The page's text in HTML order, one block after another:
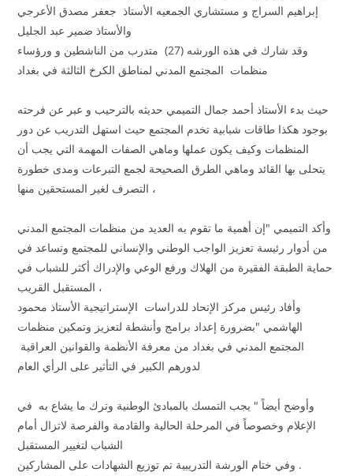
إبراهيم السراج و مستشاري الجمعيه الأستاذ جعفر مصدق الأعرجي
والأستاذ ضمير عبد الجليل
وقد شارك في هذه الورشه (27) متدرب من الناشطين و ورؤساء
حيث بدء الأستاذ أحمد جمال التميمي حديثه بالترحيب و عبر عن فرحته
بوجود هكذا طاقات شبابية تخدم المجتمع حيث استهل التدريب عن دور
المنظمات وكيف يكون عملها وماهي الصفات المهمة التي يجب أن
يتحلى بها القائد وماهي الطرق الصحيحة لجمع التبرعات ومدى خطورة
التصرف لغير المستحقين منها ،
وأكد التميمي "إن أهمية ما تقوم به العديد من منظمات المجتمع المدني
من أدوار رئيسة تعزيز الواجب الوطني والإنساني للمجتمع وتساعد في
حماية الطبقة الفقيرة من الهلاك ورفع الوعي والإدراك أكثر للشباب في
المستقبل القريب ،
وأفاد رئيس مركز الإتحاد للدراسات الإستراتيجية الأستاذ محمود
الهاشمي "بضرورة إعداد برامج وأنشطة لتعزيز وتمكين منظمات
المجتمع المدني في بغداد من معرفة الأنظمة والقوانين العراقية
لدورهم الكبير في التأثير على الرأي العام
وأوضح أيضاً " يجب التمسك بالمبادئ الوطنية وترك ما يشاع به في
الإعلام وخصوصاً في المرحلة الحالية والقادمة والفرصة لاتزال أمام
الشباب لتغيير المستقبل
وفي ختام الورشة التدريبية تم توزيع الشهادات على المشاركين .